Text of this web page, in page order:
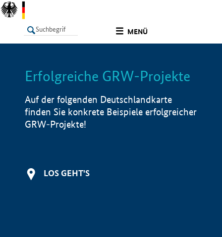
MENÜ
LISTE Info
Erfolgreiche GRW-Projekte
Auf der folgenden Deutschlandkarte
finden Sie konkrete Beispiele erfolgreicher
GRW-Projekte!
LOS GEHT'S